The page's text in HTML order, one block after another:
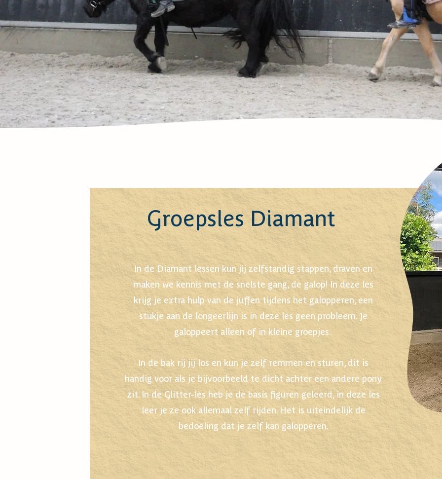
In de Diamant lessen kun jij zelfstandig stappen, draven en
maken we kennis met de snelste gang, de galop! In deze les
krijg je extra hulp van de juffen tijdens het galopperen, een
stukje aan de longeerlijn is in deze les geen probleem. Je
galoppeert alleen of in kleine groepjes.
In de bak rij jij los en kun je zelf remmen en sturen, dit is
handig voor als je bijvoorbeeld te dicht achter een andere pony
zit. In de Glitter-les heb je de basis figuren geleerd, in deze les
leer je ze ook allemaal zelf rijden. Het is uiteindelijk de
bedoeling dat je zelf kan galopperen.
Groepsles Diamant